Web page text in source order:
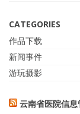
CATEGORIES
作品下载
新闻事件
游玩摄影
云南省医院信